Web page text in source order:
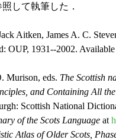
して執筆した．
Aitken, James A. C.
OUP, 1931--2002.
Murison, eds. The Scottish
and Containing All
Scottish National
of the Scots Language at
Atlas of Older Scots,